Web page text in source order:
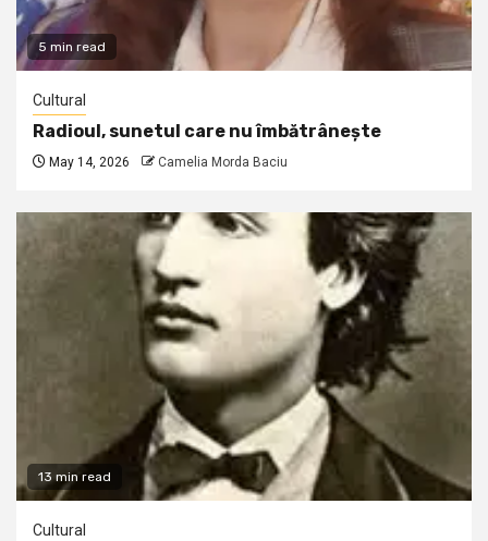
5 min read
Cultural
Radioul, sunetul care nu îmbătrânește
May 14, 2026 Camelia Morda Baciu
13 min read
Cultural